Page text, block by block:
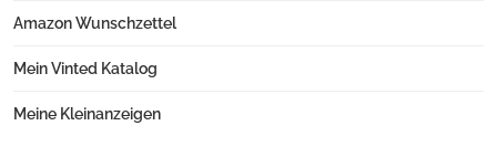
Amazon Wunschzettel
Mein Vinted Katalog
Meine Kleinanzeigen